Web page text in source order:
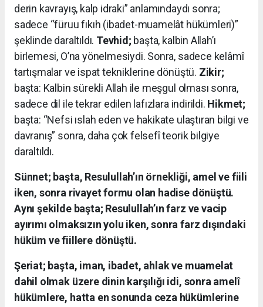
derin kavrayış, kalp idraki” anlamındaydı sonra;
sadece “füruu fıkıh (ibadet-muamelât hükümleri)”
şeklinde daraltıldı. Tevhid; başta, kalbin Allah’ı
birlemesi, O’na yönelmesiydi. Sonra, sadece kelâmî
tartışmalar ve ispat tekniklerine dönüştü. Zikir;
başta: Kalbin sürekli Allah ile meşgul olması sonra,
sadece dil ile tekrar edilen lafızlara indirildi. Hikmet;
başta: “Nefsi ıslah eden ve hakikate ulaştıran bilgi ve
davranış” sonra, daha çok felsefî teorik bilgiye
daraltıldı.
Sünnet; başta, Resulullah’ın örnekliği, amel ve fiili
iken, sonra rivayet formu olan hadise dönüştü.
Aynı şekilde başta; Resulullah’ın farz ve vacip
ayırımı olmaksızın yolu iken, sonra farz dışındaki
hüküm ve fiillere dönüştü.
Şeriat; başta, iman, ibadet, ahlak ve muamelat
dahil olmak üzere dinin karşılığı idi, sonra amelî
hükümlere, hatta en sonunda ceza hükümlerine